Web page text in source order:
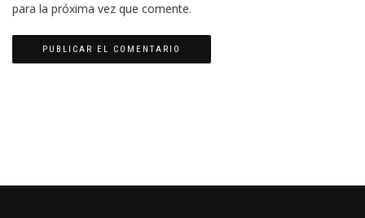
para la próxima vez que comente.